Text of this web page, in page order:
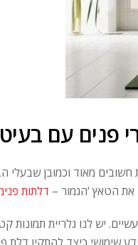
פנים עם
מאוד וכמובן שבעלי
הטאץ ‘הגמור – דלתות
יש לנו גלריית תמונות